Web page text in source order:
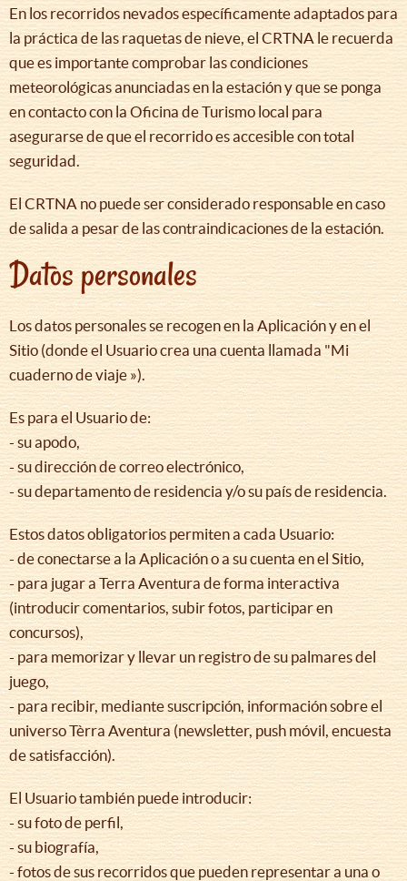
En los recorridos nevados específicamente adaptados para
la práctica de las raquetas de nieve, el CRTNA le recuerda
que es importante comprobar las condiciones
meteorológicas anunciadas en la estación y que se ponga
en contacto con la Oficina de Turismo local para
asegurarse de que el recorrido es accesible con total
seguridad.
El CRTNA no puede ser considerado responsable en caso
de salida a pesar de las contraindicaciones de la estación.
Datos personales
Los datos personales se recogen en la Aplicación y en el
Sitio (donde el Usuario crea una cuenta llamada "Mi
cuaderno de viaje »).
Es para el Usuario de:
- su apodo,
- su dirección de correo electrónico,
- su departamento de residencia y/o su país de residencia.
Estos datos obligatorios permiten a cada Usuario:
- de conectarse a la Aplicación o a su cuenta en el Sitio,
- para jugar a Terra Aventura de forma interactiva
(introducir comentarios, subir fotos, participar en
concursos),
- para memorizar y llevar un registro de su palmares del
juego,
- para recibir, mediante suscripción, información sobre el
universo Tèrra Aventura (newsletter, push móvil, encuesta
de satisfacción).
El Usuario también puede introducir:
- su foto de perfil,
- su biografía,
- fotos de sus recorridos que pueden representar a una o